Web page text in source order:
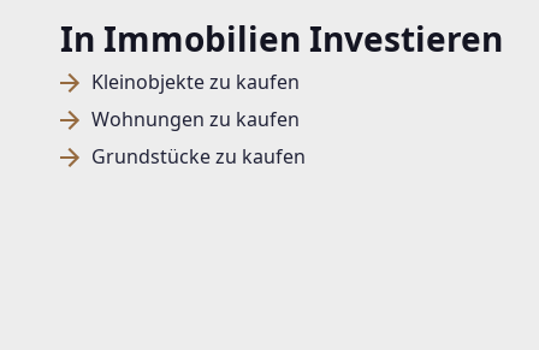
In Immobilien Investieren
Kleinobjekte zu kaufen
Wohnungen zu kaufen
Grundstücke zu kaufen